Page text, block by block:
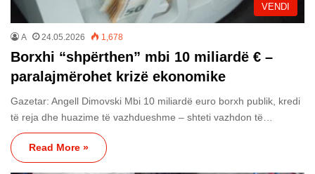
VENDI
A 24.05.2026 1,678
Borxhi “shpërthen” mbi 10 miliardë € –
paralajmërohet krizë ekonomike
Gazetar: Angell Dimovski Mbi 10 miliardë euro borxh publik, kredi
të reja dhe huazime të vazhdueshme – shteti vazhdon të…
Read More »